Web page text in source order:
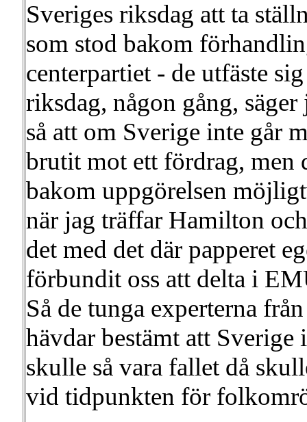
Sveriges riksdag att ta
som stod bakom
centerpartiet - de utfäste
riksdag, någon gång,
så att om Sverige inte går
brutit mot ett fördrag, men
bakom uppgörelsen
när jag träffar Hamilton
det med det där papperet
förbundit oss att delta i
Så de tunga experterna
hävdar bestämt att
skulle så vara fallet då
vid tidpunkten för